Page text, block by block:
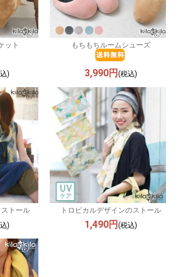
ット
)
もちもちルームシューズ
3,990円 (税込)
ストール
)
トロピカルデザインのストール
1,490円 (税込)